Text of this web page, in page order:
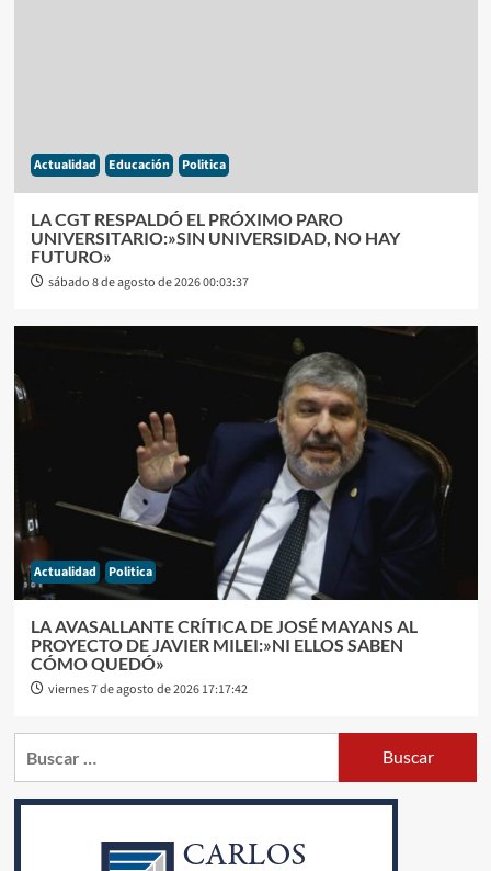
Actualidad Educación Politica
LA CGT RESPALDÓ EL PRÓXIMO PARO
UNIVERSITARIO:»SIN UNIVERSIDAD, NO HAY
FUTURO»
sábado 8 de agosto de 2026 00:03:37
Actualidad Politica
LA AVASALLANTE CRÍTICA DE JOSÉ MAYANS AL
PROYECTO DE JAVIER MILEI:»NI ELLOS SABEN
CÓMO QUEDÓ»
viernes 7 de agosto de 2026 17:17:42